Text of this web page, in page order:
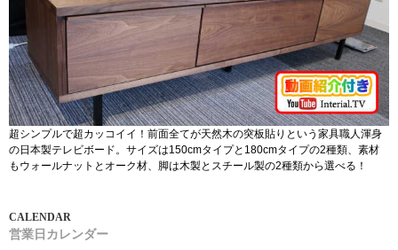
超シンプルで超カッコイイ！前面全てが天然木の突板貼りという家具職人渾身
の日本製テレビボード。サイズは150cmタイプと180cmタイプの2種類、素材
もウォールナットとオーク材、脚は木製とスチール製の2種類から選べる！
営業日カレンダー